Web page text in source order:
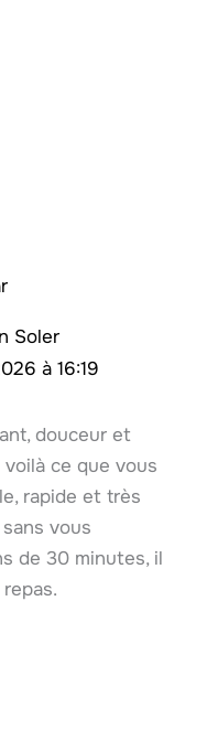
Soler
à 16:19
douceur et
ce que vous
rapide et très
vous
de 30 minutes, il